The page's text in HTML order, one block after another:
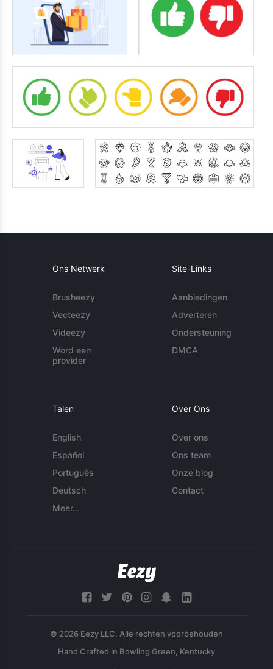
Ons Netwerk
Brusheezy
Vecteezy
Videezy
Word een
provider
Site-Links
Aanbiedingen
Adverteren
Ondersteuning
DMCA
Talen
English
Español
Português
Deutsch
Meer...
Over Ons
Over ons
Ons team
Onze blog
Contact
© 2026 Eezy LLC. Alle rechten voorbehouden